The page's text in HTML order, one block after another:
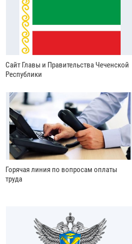
Сайт Главы и Правительства Чеченской
Республики
Горячая линия по вопросам оплаты
труда